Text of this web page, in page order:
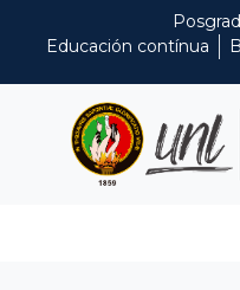
Educación contínua